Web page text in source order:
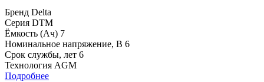
Бренд Delta
Серия DTM
Ёмкость (Ач) 7
Номинальное напряжение, В 6
Срок службы, лет 6
Технология AGM
Подробнее